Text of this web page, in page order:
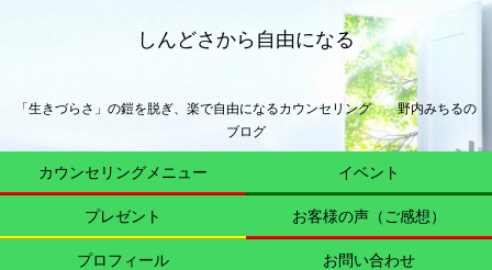
しんどさから自由になる
「生きづらさ」の鎧を脱ぎ、楽で自由になるカウンセリング 野内みちるの
ブログ
カウンセリングメニュー イベント
プレゼント お客様の声（ご感想）
プロフィール お問い合わせ